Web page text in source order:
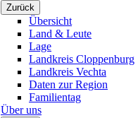
Zurück
Übersicht
Land & Leute
Lage
Landkreis Cloppenburg
Landkreis Vechta
Daten zur Region
Familientag
Über uns